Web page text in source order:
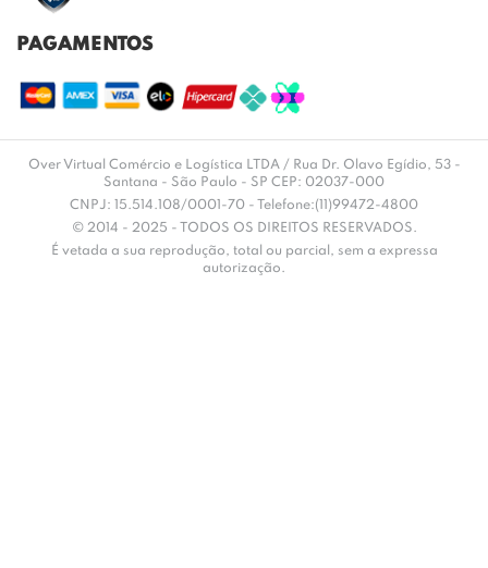
PAGAMENTOS
Over Virtual Comércio e Logística LTDA / Rua Dr. Olavo Egídio, 53 -
Santana - São Paulo - SP CEP: 02037-000
CNPJ: 15.514.108/0001-70 - Telefone:(11)99472-4800
© 2014 - 2025 - TODOS OS DIREITOS RESERVADOS.
É vetada a sua reprodução, total ou parcial, sem a expressa
autorização.